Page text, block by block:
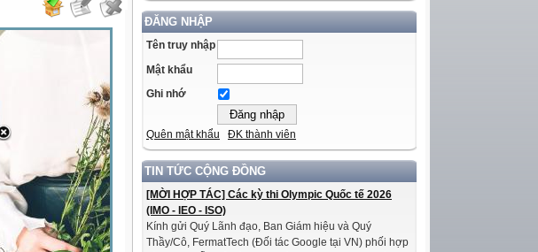
ĐĂNG NHẬP
Tên truy nhập
Mật khẩu
Ghi nhớ
Quên mật khẩu ĐK thành viên
TIN TỨC CỘNG ĐỒNG
[MỜI HỢP TÁC] Các kỳ thi Olympic Quốc tế 2026
(IMO - IEO - ISO)
Kính gửi Quý Lãnh đạo, Ban Giám hiệu và Quý
Thầy/Cô, FermatTech (Đối tác Google tại VN) phối hợp